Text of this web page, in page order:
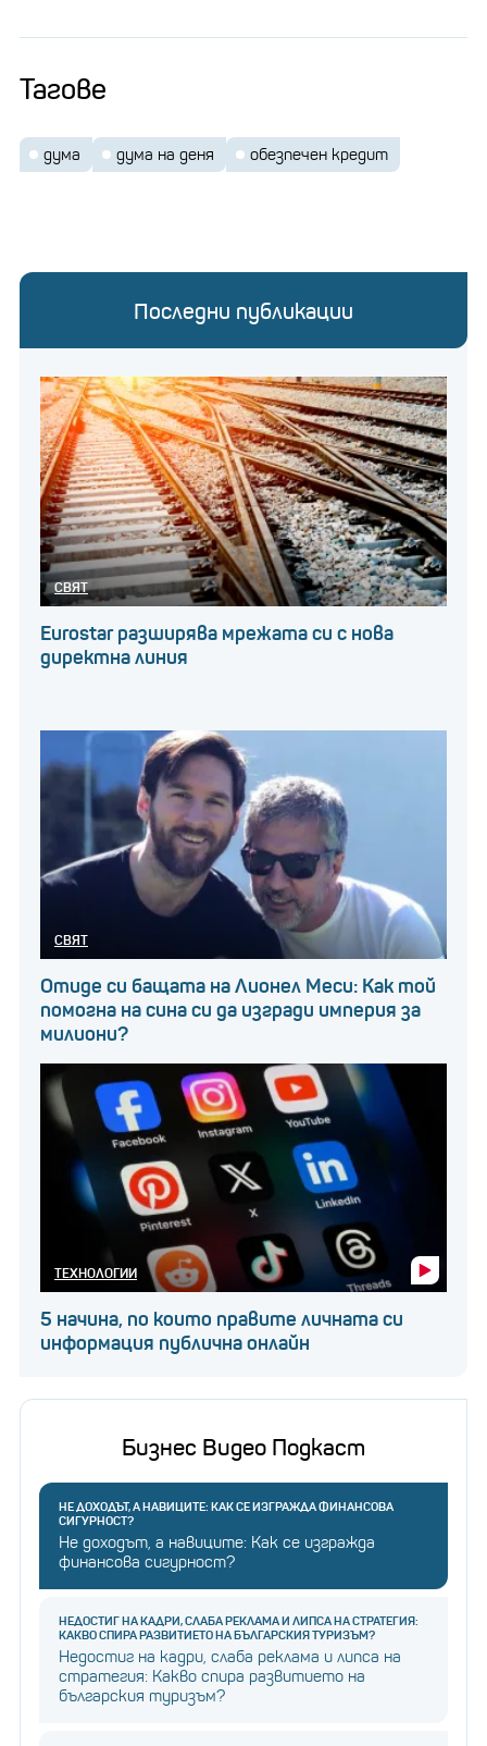
Тагове
дума дума на деня обезпечен кредит
Последни публикации
СВЯТ
Eurostar разширява мрежата си с нова
директна линия
СВЯТ
Отиде си бащата на Лионел Меси: Как той
помогна на сина си да изгради империя за
милиони?
ТЕХНОЛОГИИ
5 начина, по които правите личната си
информация публична онлайн
Бизнес Видео Подкаст
НЕ ДОХОДЪТ, А НАВИЦИТЕ: КАК СЕ ИЗГРАЖДА ФИНАНСОВА
СИГУРНОСТ?
Не доходът, а навиците: Как се изгражда
финансова сигурност?
НЕДОСТИГ НА КАДРИ, СЛАБА РЕКЛАМА И ЛИПСА НА СТРАТЕГИЯ:
КАКВО СПИРА РАЗВИТИЕТО НА БЪЛГАРСКИЯ ТУРИЗЪМ?
Недостиг на кадри, слаба реклама и липса на
стратегия: Какво спира развитието на
българския туризъм?